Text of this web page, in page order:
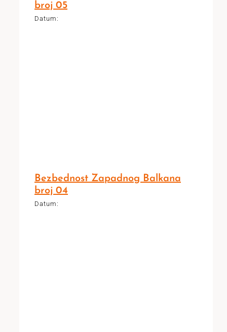
broj 05
Datum:
Bezbednost Zapadnog Balkana
broj 04
Datum: